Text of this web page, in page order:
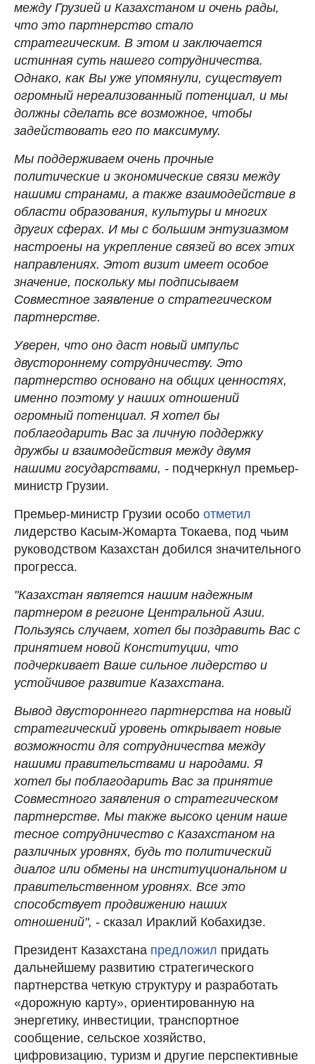
между Грузией и Казахстаном и очень рады,
что это партнерство стало
стратегическим. В этом и заключается
истинная суть нашего сотрудничества.
Однако, как Вы уже упомянули, существует
огромный нереализованный потенциал, и мы
должны сделать все возможное, чтобы
задействовать его по максимуму.
Мы поддерживаем очень прочные
политические и экономические связи между
нашими странами, а также взаимодействие в
области образования, культуры и многих
других сферах. И мы с большим энтузиазмом
настроены на укрепление связей во всех этих
направлениях. Этот визит имеет особое
значение, поскольку мы подписываем
Совместное заявление о стратегическом
партнерстве.
Уверен, что оно даст новый импульс
двустороннему сотрудничеству. Это
партнерство основано на общих ценностях,
именно поэтому у наших отношений
огромный потенциал. Я хотел бы
поблагодарить Вас за личную поддержку
дружбы и взаимодействия между двумя
нашими государствами, - подчеркнул премьер-
министр Грузии.
Премьер-министр Грузии особо отметил
лидерство Касым-Жомарта Токаева, под чьим
руководством Казахстан добился значительного
прогресса.
"Казахстан является нашим надежным
партнером в регионе Центральной Азии.
Пользуясь случаем, хотел бы поздравить Вас с
принятием новой Конституции, что
подчеркивает Ваше сильное лидерство и
устойчивое развитие Казахстана.
Вывод двустороннего партнерства на новый
стратегический уровень открывает новые
возможности для сотрудничества между
нашими правительствами и народами. Я
хотел бы поблагодарить Вас за принятие
Совместного заявления о стратегическом
партнерстве. Мы также высоко ценим наше
тесное сотрудничество с Казахстаном на
различных уровнях, будь то политический
диалог или обмены на институциональном и
правительственном уровнях. Все это
способствует продвижению наших
отношений", - сказал Ираклий Кобахидзе.
Президент Казахстана предложил придать
дальнейшему развитию стратегического
партнерства четкую структуру и разработать
«дорожную карту», ориентированную на
энергетику, инвестиции, транспортное
сообщение, сельское хозяйство,
цифровизацию, туризм и другие перспективные